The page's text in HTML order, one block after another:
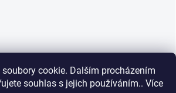
cookie. Dalším procházením
souhlas s jejich používáním.. Více